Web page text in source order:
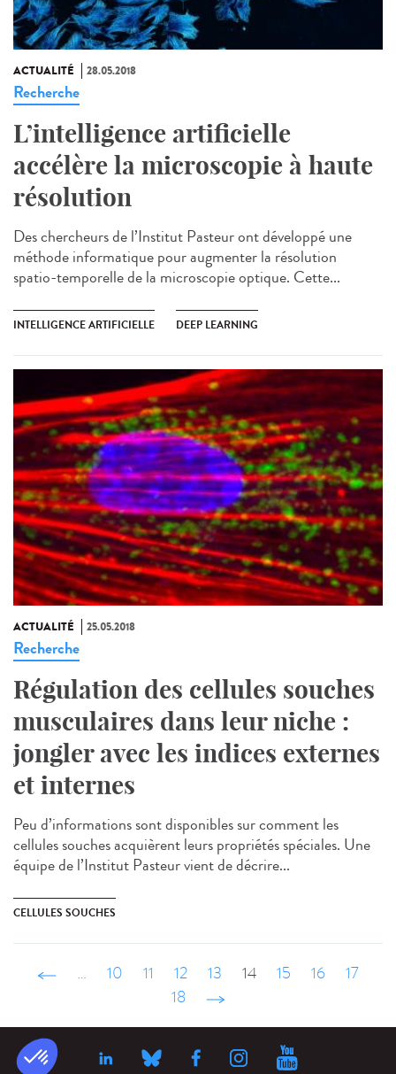
ACTUALITÉ 28.05.2018
Recherche
L’intelligence artificielle
accélère la microscopie à haute
résolution
Des chercheurs de l’Institut Pasteur ont développé une
méthode informatique pour augmenter la résolution
spatio-temporelle de la microscopie optique. Cette...
INTELLIGENCE ARTIFICIELLE DEEP LEARNING
ACTUALITÉ 25.05.2018
Recherche
Régulation des cellules souches
musculaires dans leur niche :
jongler avec les indices externes
et internes
Peu d’informations sont disponibles sur comment les
cellules souches acquièrent leurs propriétés spéciales. Une
équipe de l’Institut Pasteur vient de décrire...
CELLULES SOUCHES
‹ précédent
… 10 11 12 13 14 15 16
17
18
suivant ›